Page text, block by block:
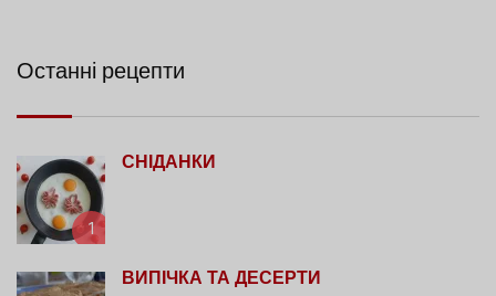
Останні рецепти
1
СНІДАНКИ
ВИПІЧКА ТА ДЕСЕРТИ